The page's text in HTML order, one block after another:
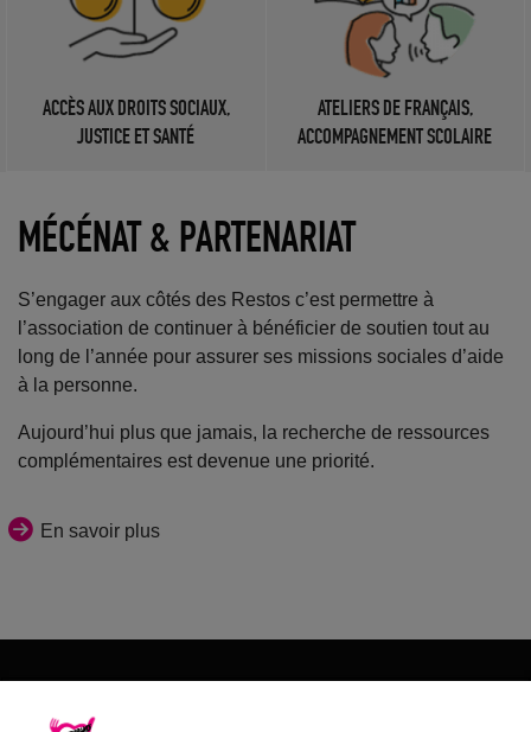
ACCÈS AUX DROITS SOCIAUX,
JUSTICE ET SANTÉ
ATELIERS DE FRANÇAIS,
ACCOMPAGNEMENT SCOLAIRE
MÉCÉNAT & PARTENARIAT
S’engager aux côtés des Restos c’est permettre à
l’association de continuer à bénéficier de soutien tout au
long de l’année pour assurer ses missions sociales d’aide
à la personne.
Aujourd’hui plus que jamais, la recherche de ressources
complémentaires est devenue une priorité.
En savoir plus
Les Restos du Cœur du 65